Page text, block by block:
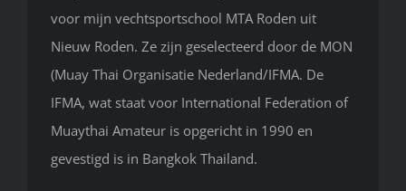
voor mijn vechtsportschool MTA Roden uit
Nieuw Roden. Ze zijn geselecteerd door de MON
(Muay Thai Organisatie Nederland/IFMA. De
IFMA, wat staat voor International Federation of
Muaythai Amateur is opgericht in 1990 en
gevestigd is in Bangkok Thailand.